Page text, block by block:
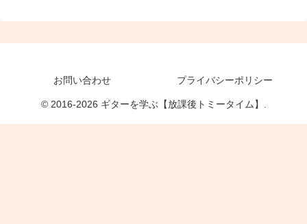
お問い合わせ プライバシーポリシー
© 2016-2026 ギターを学ぶ【放課後トミータイム】.